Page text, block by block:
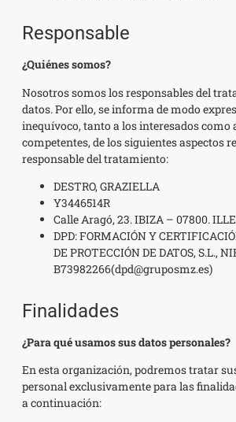
Responsable
¿Quiénes somos?
Nosotros somos los responsables del
datos. Por ello, se informa de modo
inequívoco, tanto a los interesados como
competentes, de los siguientes aspectos
responsable del tratamiento:
DESTRO, GRAZIELLA
Y3446514R
Calle Aragó, 23. IBIZA – 07800.
DPD: FORMACIÓN Y
DE PROTECCIÓN DE DATOS, S.L.,
B73982266(dpd@gruposmz.es)
Finalidades
¿Para qué usamos sus datos personales?
En esta organización, podremos tratar
personal exclusivamente para las
a continuación: